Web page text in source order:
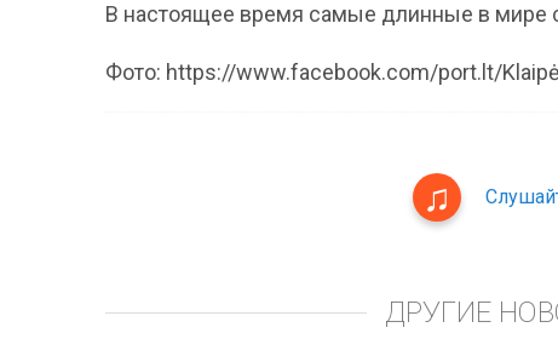
В настоящее время самые длинные в мире
Фото: https://www.facebook.com/port.lt/
ДРУГИЕ